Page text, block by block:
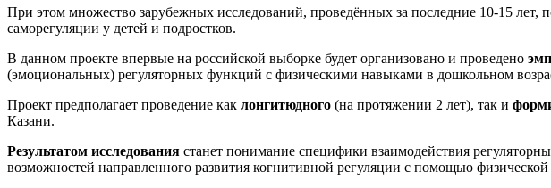
При этом множество зарубежных исследований, проведённых за последние 10-15
саморегуляции у детей и подростков.
В данном проекте впервые на российской выборке будет организовано и проведено
(эмоциональных) регуляторных функций с физическими навыками в дошкольном
Проект предполагает проведение как лонгитюдного (на протяжении 2 лет), так и
Казани.
Результатом исследования станет понимание специфики взаимодействия
возможностей направленного развития когнитивной регуляции с помощью физической